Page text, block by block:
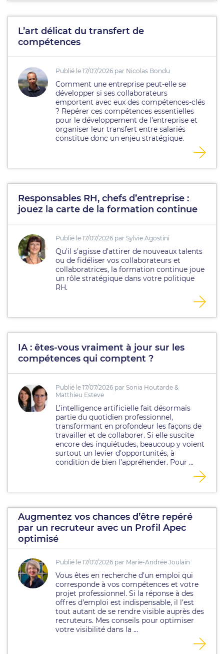
L’art délicat du transfert de
compétences
Publié le 17/07/2026 par Nicolas Bondu
Comment une entreprise peut-elle se
développer si ses collaborateurs
emportent avec eux des compétences-clés
? Repérer ces compétences essentielles
pour le développement de l’entreprise et
organiser leur transfert entre salariés
constitue donc un enjeu stratégique.
Responsables RH, chefs d’entreprise :
jouez la carte de la formation continue
Publié le 17/07/2026 par Sylvie Agostini
Qu’il s’agisse d’attirer de nouveaux talents
ou de fidéliser vos collaborateurs et
collaboratrices, la formation continue joue
un rôle stratégique dans votre politique
RH.
IA : êtes-vous vraiment à jour sur les
compétences qui comptent ?
Publié le 17/07/2026 par Sonia Houtarde &
Matthieu Esteve
L’intelligence artificielle fait désormais
partie du quotidien professionnel,
transformant en profondeur les façons de
travailler et de collaborer. Si elle suscite
encore des inquiétudes, beaucoup y voient
surtout un levier d’opportunités, à
condition de bien l’appréhender. Pour ...
Augmentez vos chances d’être repéré
par un recruteur avec un Profil Apec
optimisé
Publié le 17/07/2026 par Marie-Andrée Joulain
Vous êtes en recherche d’un emploi qui
corresponde à vos compétences et votre
projet professionnel. Si la réponse à des
offres d’emploi est indispensable, il l’est
tout autant de se rendre visible auprès des
recruteurs. Mes conseils pour optimiser
votre visibilité dans la ...